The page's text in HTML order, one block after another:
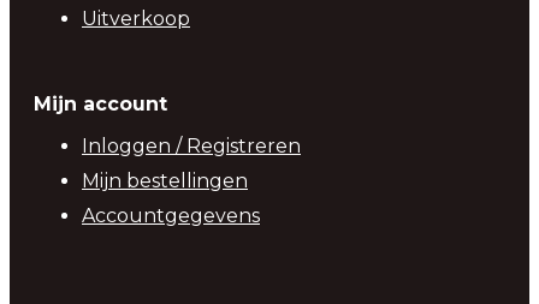
Uitverkoop
Mijn account
Inloggen / Registreren
Mijn bestellingen
Accountgegevens